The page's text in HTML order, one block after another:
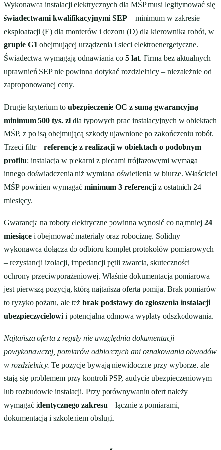
Wykonawca instalacji elektrycznych dla MŚP musi legitymować się
świadectwami kwalifikacyjnymi SEP – minimum w zakresie
eksploatacji (E) dla monterów i dozoru (D) dla kierownika robót, w
grupie G1 obejmującej urządzenia i sieci elektroenergetyczne.
Świadectwa wymagają odnawiania co 5 lat. Firma bez aktualnych
uprawnień SEP nie powinna dotykać rozdzielnicy – niezależnie od
zaproponowanej ceny.
Drugie kryterium to ubezpieczenie OC z sumą gwarancyjną
minimum 500 tys. złdla typowych prac instalacyjnych w obiektach
MŚP, z polisą obejmującą szkody ujawnione po zakończeniu robót.
Trzeci filtr – referencje z realizacji w obiektach o podobnym
profilu: instalacja w piekarni z piecami trójfazowymi wymaga
innego doświadczenia niż wymiana oświetlenia w biurze. Właściciel
MŚP powinien wymagać minimum 3 referencji z ostatnich 24
miesięcy.
Gwarancja na roboty elektryczne powinna wynosić co najmniej 24
miesiące i obejmować materiały oraz robociznę. Solidny
wykonawca dołącza do odbioru komplet protokołów pomiarowych
– rezystancji izolacji, impedancji pętli zwarcia, skuteczności
ochrony przeciwporażeniowej. Właśnie dokumentacja pomiarowa
jest pierwszą pozycją, którą najtańsza oferta pomija. Brak pomiarów
to ryzyko pożaru, ale też brak podstawy do zgłoszenia instalacji
ubezpieczycielowi i potencjalna odmowa wypłaty odszkodowania.
Najtańsza oferta z reguły nie uwzględnia dokumentacji
powykonawczej, pomiarów odbiorczych ani oznakowania obwodów
w rozdzielnicy. Te pozycje bywają niewidoczne przy wyborze, ale
stają się problemem przy kontroli PSP, audycie ubezpieczeniowym
lub rozbudowie instalacji. Przy porównywaniu ofert należy
wymagać identycznego zakresu – łącznie z pomiarami,
dokumentacją i szkoleniem obsługi.